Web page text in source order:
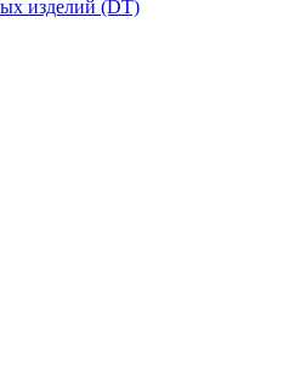
изделий (DT)